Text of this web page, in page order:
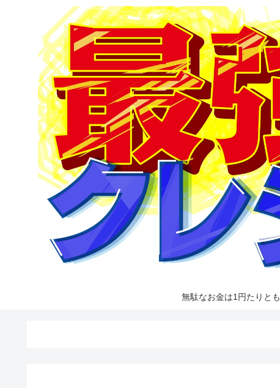
無駄なお金は1円たりと